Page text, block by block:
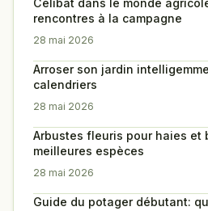
rencontres à la campagne
28 mai 2026
Arroser son jardin
calendriers
28 mai 2026
Arbustes fleuris pour haies et
meilleures espèces
28 mai 2026
Guide du potager débutant: